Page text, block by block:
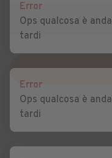
Auto usate Sant'Angelo
Piove di Sacco
Auto usate Santa
Margherita d'Adige
Error
Ops qualcosa è
tardi
Error
Ops qualcosa è
tardi